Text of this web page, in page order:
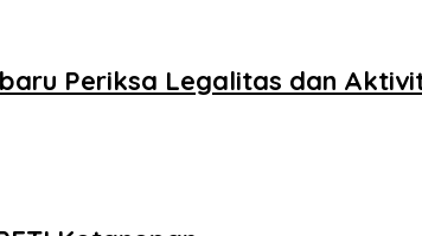
Periksa Legalitas dan